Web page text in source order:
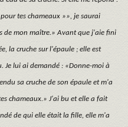
tes chameaux »», je saurai
de mon maître.» Avant que j'aie fini
la cruche sur l'épaule ; elle est
Je lui ai demandé : «Donne-moi à
sa cruche de son épaule et m'a
chameaux.» J'ai bu et elle a fait
de qui elle était la fille, elle m'a